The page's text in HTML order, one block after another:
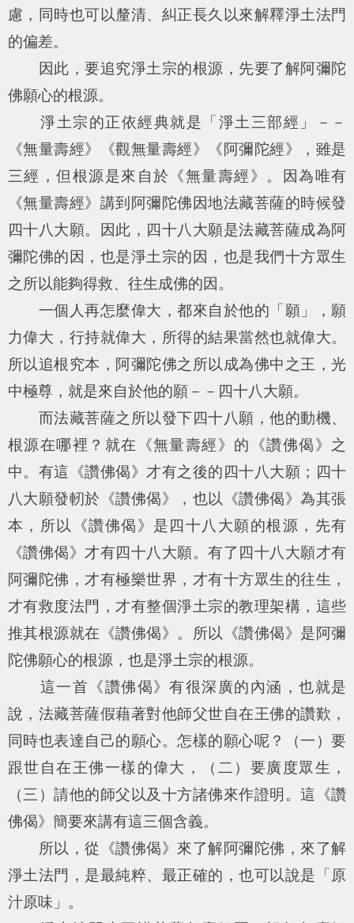
慮，同時也可以釐清、糾正長久以來解釋淨土法門
的偏差。
因此，要追究淨土宗的根源，先要了解阿彌陀
佛願心的根源。
淨土宗的正依經典就是「淨土三部經」－－
《無量壽經》《觀無量壽經》《阿彌陀經》，雖是
三經，但根源是來自於《無量壽經》。因為唯有
《無量壽經》講到阿彌陀佛因地法藏菩薩的時候發
四十八大願。因此，四十八大願是法藏菩薩成為阿
彌陀佛的因，也是淨土宗的因，也是我們十方眾生
之所以能夠得救、往生成佛的因。
一個人再怎麼偉大，都來自於他的「願」，願
力偉大，行持就偉大，所得的結果當然也就偉大。
所以追根究本，阿彌陀佛之所以成為佛中之王，光
中極尊，就是來自於他的願－－四十八大願。
而法藏菩薩之所以發下四十八願，他的動機、
根源在哪裡？就在《無量壽經》的《讚佛偈》之
中。有這《讚佛偈》才有之後的四十八大願；四十
八大願發軔於《讚佛偈》，也以《讚佛偈》為其張
本，所以《讚佛偈》是四十八大願的根源，先有
《讚佛偈》才有四十八大願。有了四十八大願才有
阿彌陀佛，才有極樂世界，才有十方眾生的往生，
才有救度法門，才有整個淨土宗的教理架構，這些
推其根源就在《讚佛偈》。所以《讚佛偈》是阿彌
陀佛願心的根源，也是淨土宗的根源。
這一首《讚佛偈》有很深廣的內涵，也就是
說，法藏菩薩假藉著對他師父世自在王佛的讚歎，
同時也表達自己的願心。怎樣的願心呢？（一）要
跟世自在王佛一樣的偉大，（二）要廣度眾生，
（三）請他的師父以及十方諸佛來作證明。這《讚
佛偈》簡要來講有這三個含義。
所以，從《讚佛偈》來了解阿彌陀佛，來了解
淨土法門，是最純粹、最正確的，也可以說是「原
汁原味」。